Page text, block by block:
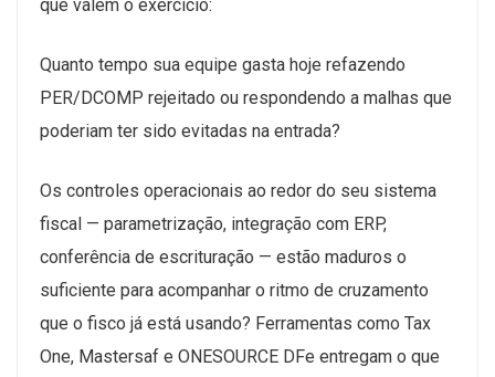
que valem o exercício:
Quanto tempo sua equipe gasta hoje refazendo
PER/DCOMP rejeitado ou respondendo a malhas que
poderiam ter sido evitadas na entrada?
Os controles operacionais ao redor do seu sistema
fiscal — parametrização, integração com ERP,
conferência de escrituração — estão maduros o
suficiente para acompanhar o ritmo de cruzamento
que o fisco já está usando? Ferramentas como Tax
One, Mastersaf e ONESOURCE DFe entregam o que